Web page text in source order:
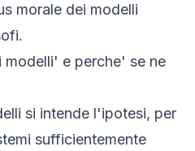
morale dei modelli
e perche' se ne
si intende l'ipotesi, per
sufficientemente